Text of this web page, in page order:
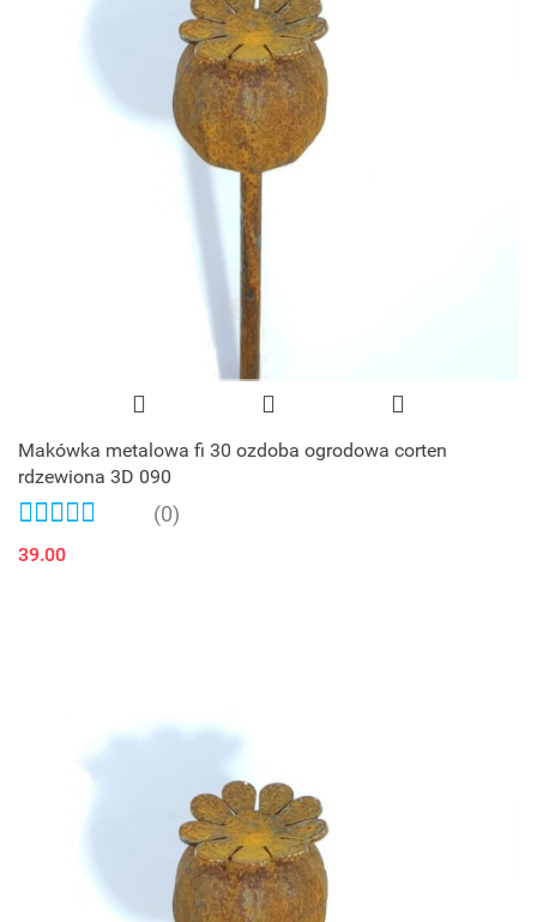
Makówka metalowa fi 30 ozdoba ogrodowa corten
rdzewiona 3D 090
(0)
39.00